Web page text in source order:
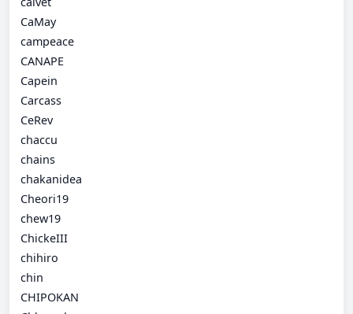
CaMay
campeace
CANAPE
Capein
Carcass
CeRev
chaccu
chains
chakanidea
Cheori19
chew19
ChickeIII
chihiro
chin
CHIPOKAN